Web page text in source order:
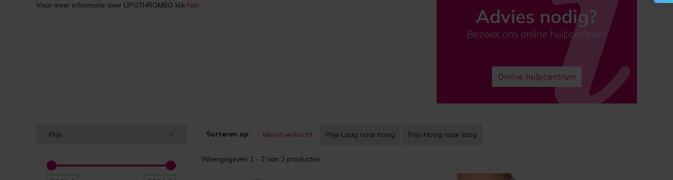
Voor meer informatie over LIPOTHROMBO klik hier.
Prijs Sorteren op: Meest verkocht Prijs Laag naar hoog Prijs Hoog naar laag
Weergegeven 1 - 2 van 2 producten